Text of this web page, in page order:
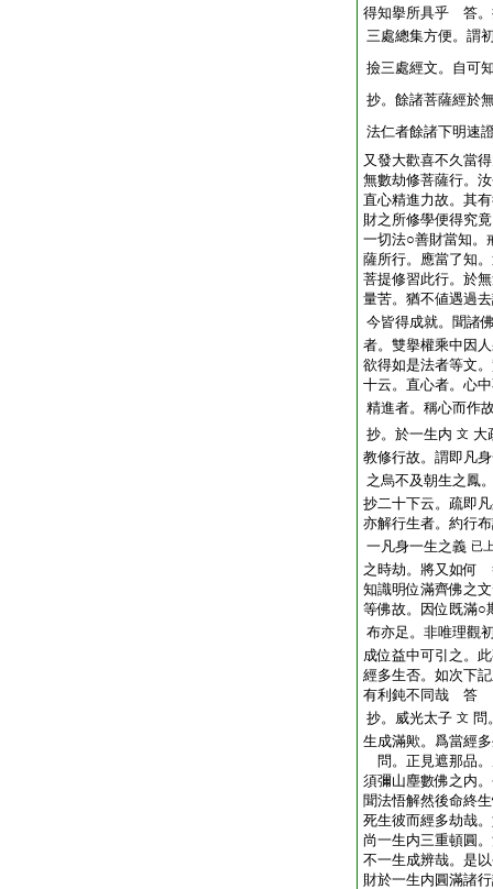
得知擧所具乎 答。
三處總集方便。謂
撿三處經文。自可
抄。餘諸菩薩經於
法仁者餘諸下明速
又發大歡喜不久當
無數劫修菩薩行。
直心精進力故。其
財之所修學便得究
一切法○善財當知。
薩所行。應當了知
菩提修習此行。於
量苦。猶不値遇過
今皆得成就。聞諸
者。雙擧權乘中因
欲得如是法者等文
十云。直心者。心
精進者。稱心而作
抄。於一生内 文 大
教修行故。謂即凡
之烏不及朝生之鳳
抄二十下云。疏即
亦解行生者。約行
一凡身一生之義 已
之時劫。將又如何
知識明位滿齊佛之
等佛故。因位既滿○
布亦足。非唯理觀
成位益中可引之。
經多生否。如次下
有利鈍不同哉 答
抄。威光太子 文 問
生成滿歟。爲當經
問。正見遮那品
須彌山塵數佛之内
聞法悟解然後命終
死生彼而經多劫哉
尚一生内三重頓圓
不一生成辨哉。是
財於一生内圓滿諸